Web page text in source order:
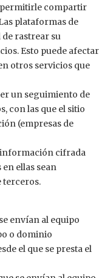
permitirle compartir
plataformas de
de rastrear su
Esto puede afectar
otros servicios que
un seguimiento de
con las que el sitio
(empresas de
cifrada
ellas sean
terceros.
envían al equipo
o dominio
el que se presta el